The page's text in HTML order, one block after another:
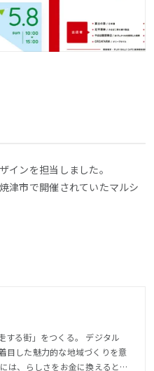
ンを担当しました。
津市で開催されていたマルシ
をつくる。 デジタル
目した魅力的な地域づくりを意